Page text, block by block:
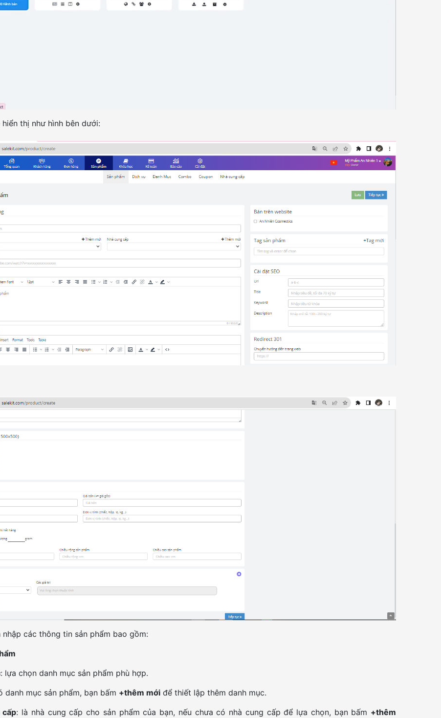
hiển thị như hình bên dưới:
nhập các thông tin sản phẩm bao gồm:
: lựa chọn danh mục sản phẩm phù hợp.
danh mục sản phẩm, bạn bấm +thêm mới để thiết lập thêm danh mục.
cấp: là nhà cung cấp cho sản phẩm của bạn, nếu chưa có nhà cung cấp để lựa chọn, bạn bấm +thêm